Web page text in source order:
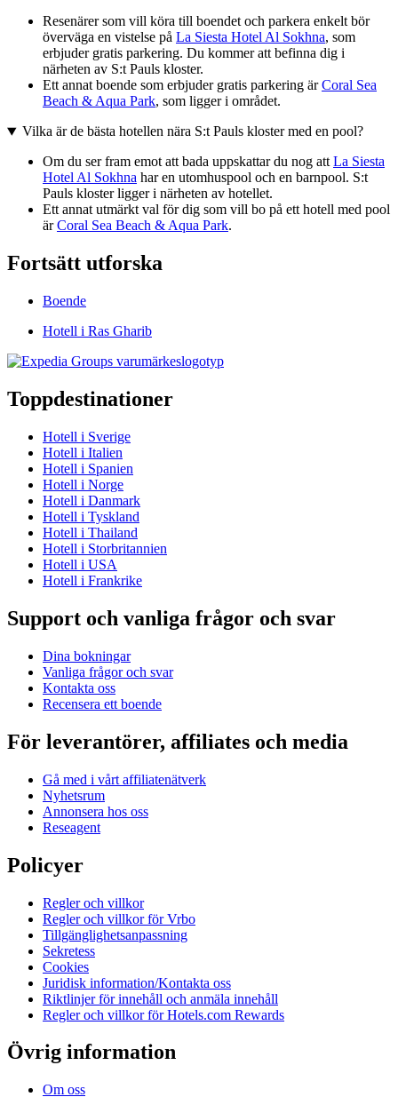
Resenärer som vill köra till boendet och parkera enkelt bör
överväga en vistelse på La Siesta Hotel Al Sokhna, som
erbjuder gratis parkering. Du kommer att befinna dig i
närheten av S:t Pauls kloster.
Ett annat boende som erbjuder gratis parkering ärCoral Sea
Beach & Aqua Park, som ligger i området.
Vilka är de bästa hotellen nära S:t Pauls kloster med en pool?
Om du ser fram emot att bada uppskattar du nog attLa Siesta
Hotel Al Sokhna har en utomhuspool och en barnpool. S:t
Pauls kloster ligger i närheten av hotellet.
Ett annat utmärkt val för dig som vill bo på ett hotell med pool
ärCoral Sea Beach & Aqua Park.
Fortsätt utforska
Boende
Hotell i Ras Gharib
Toppdestinationer
Hotell i Sverige
Hotell i Italien
Hotell i Spanien
Hotell i Norge
Hotell i Danmark
Hotell i Tyskland
Hotell i Thailand
Hotell i Storbritannien
Hotell i USA
Hotell i Frankrike
Support och vanliga frågor och svar
Dina bokningar
Vanliga frågor och svar
Kontakta oss
Recensera ett boende
För leverantörer, affiliates och media
Gå med i vårt affiliatenätverk
Nyhetsrum
Annonsera hos oss
Reseagent
Policyer
Regler och villkor
Regler och villkor för Vrbo
Tillgänglighetsanpassning
Sekretess
Cookies
Juridisk information/Kontakta oss
Riktlinjer för innehåll och anmäla innehåll
Regler och villkor för Hotels.com Rewards
Övrig information
Om oss